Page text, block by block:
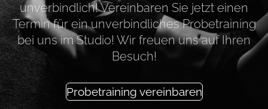
unverbindlich! Vereinbaren Sie jetzt einen
Termin für ein unverbindliches Probetraining
bei uns im Studio! Wir freuen uns auf Ihren
Besuch!
Probetraining vereinbaren